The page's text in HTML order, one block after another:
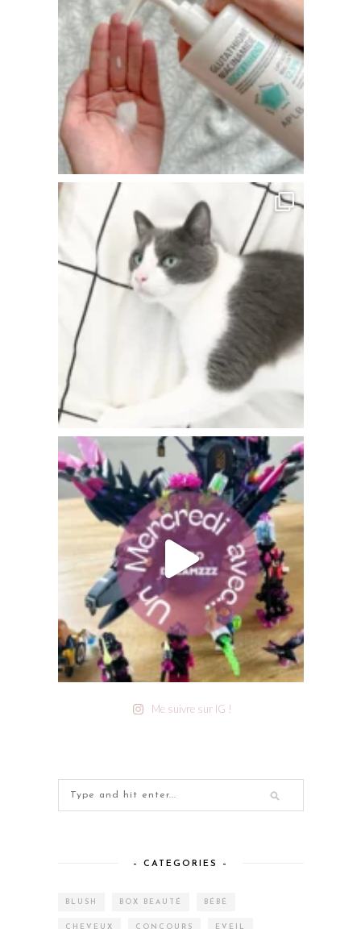
Me suivre sur IG !
– CATEGORIES –
BLUSH BOX BEAUTÉ BÉBÉ
CHEVEUX CONCOURS EVEIL